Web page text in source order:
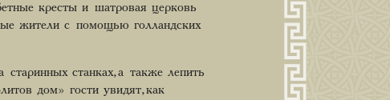
кресты и шатровая церковь
жители с помощью голландских
станках, а также лепить
дом» гости увидят, как